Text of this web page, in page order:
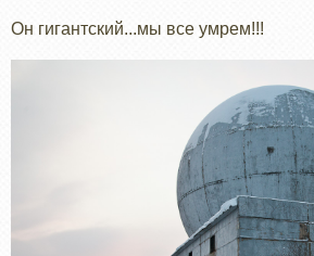
Он гигантский...мы все умрем!!!